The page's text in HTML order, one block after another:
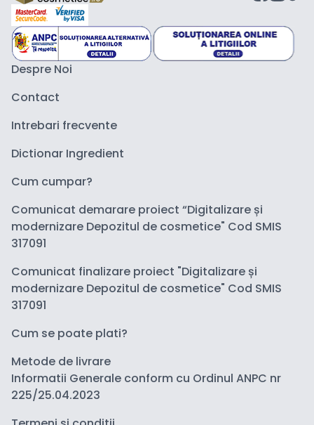
Despre Noi
Contact
Intrebari frecvente
Dictionar Ingredient
Cum cumpar?
Comunicat demarare proiect “Digitalizare și
modernizare Depozitul de cosmetice" Cod SMIS
317091
Comunicat finalizare proiect "Digitalizare și
modernizare Depozitul de cosmetice" Cod SMIS
317091
Cum se poate plati?
Metode de livrare
Informatii Generale conform cu Ordinul ANPC nr
225/25.04.2023